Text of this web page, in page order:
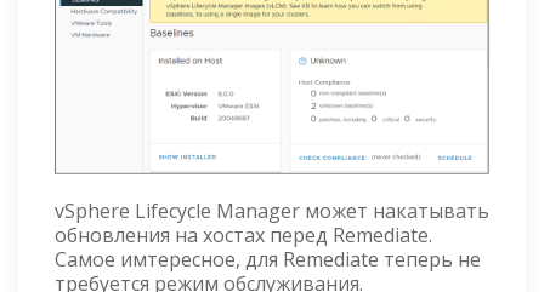
vSphere Lifecycle Manager может накатывать
обновления на хостах перед Remediate.
Самое имтересное, для Remediate теперь не
требуется режим обслуживания.